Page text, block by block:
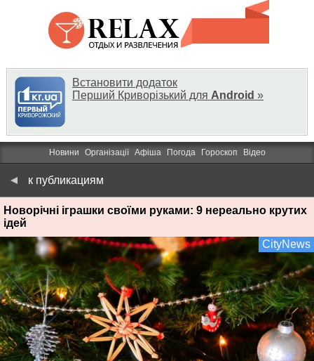
Встановити додаток
Перший Криворізький для Android »
Новини Організації Афіша Погода Гороскоп Відео
к публикациям
Новорічні іграшки своїми руками: 9 нереально крутих
ідей
CityNews